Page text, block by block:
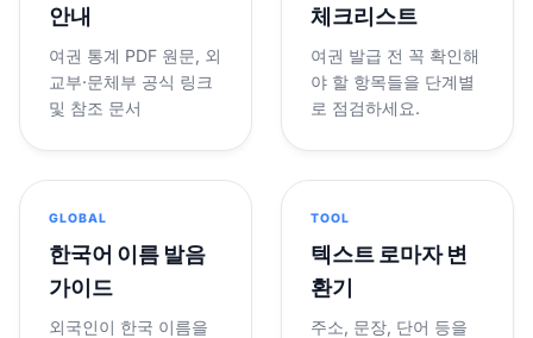
안내
여권 통계 PDF 원문, 외
교부·문체부 공식 링크
및 참조 문서
체크리스트
여권 발급 전 꼭 확인해
야 할 항목들을 단계별
로 점검하세요.
GLOBAL
한국어 이름 발음
가이드
외국인이 한국 이름을
TOOL
텍스트 로마자 변
환기
주소, 문장, 단어 등을